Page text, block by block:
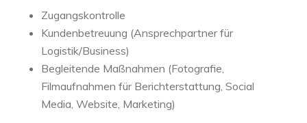
Zugangskontrolle
Kundenbetreuung (Ansprechpartner für
Logistik/Business)
Begleitende Maßnahmen (Fotografie,
Filmaufnahmen für Berichterstattung, Social
Media, Website, Marketing)